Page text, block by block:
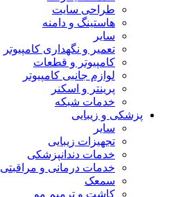
طراحی سایت
هاستینگ و دامنه
سایر
تعمیر و نگهداری کامپیوتر
کامپیوتر و قطعات
لوازم جانبی کامپیوتر
پرینتر و اسکنر
خدمات شبکه
پزشکی و زیبایی
سایر
تجهیزات زیبایی
خدمات دندانپزشکی
خدمات درمانی و مراقبتی
سمعک
کاشت و ترمیم مو